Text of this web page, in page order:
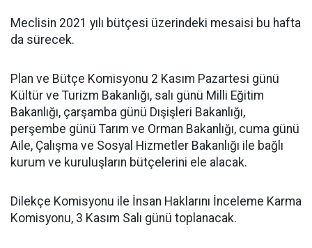
Meclisin 2021 yılı bütçesi üzerindeki mesaisi bu hafta
da sürecek.
Plan ve Bütçe Komisyonu 2 Kasım Pazartesi günü
Kültür ve Turizm Bakanlığı, salı günü Milli Eğitim
Bakanlığı, çarşamba günü Dışişleri Bakanlığı,
perşembe günü Tarım ve Orman Bakanlığı, cuma günü
Aile, Çalışma ve Sosyal Hizmetler Bakanlığı ile bağlı
kurum ve kuruluşların bütçelerini ele alacak.
Dilekçe Komisyonu ile İnsan Haklarını İnceleme Karma
Komisyonu, 3 Kasım Salı günü toplanacak.